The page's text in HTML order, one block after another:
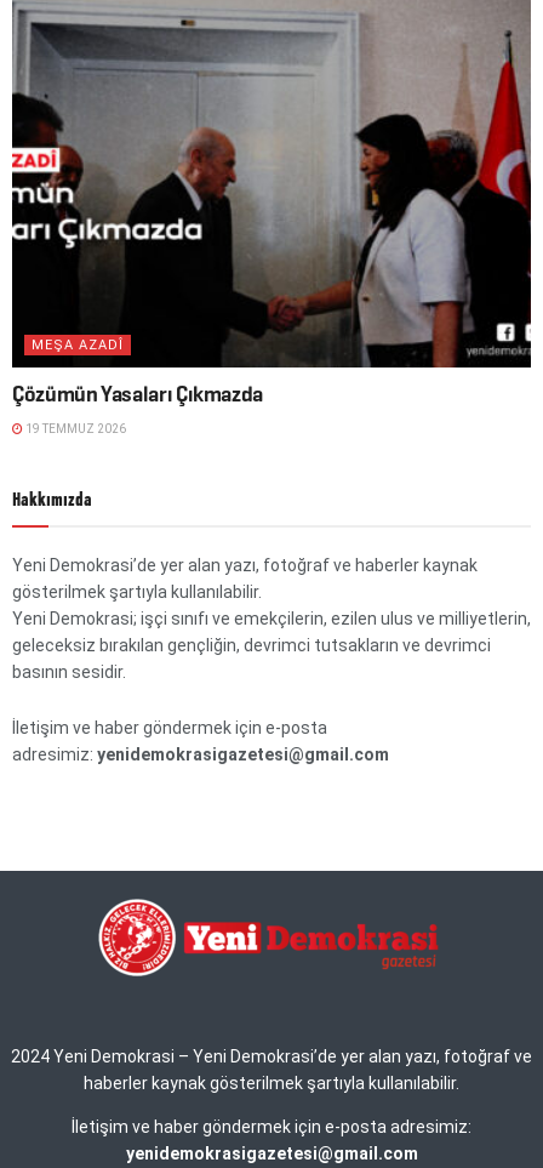
MEŞA AZADÎ
Çözümün Yasaları Çıkmazda
19 TEMMUZ 2026
Hakkımızda
Yeni Demokrasi’de yer alan yazı, fotoğraf ve haberler kaynak
gösterilmek şartıyla kullanılabilir.
Yeni Demokrasi; işçi sınıfı ve emekçilerin, ezilen ulus ve milliyetlerin,
geleceksiz bırakılan gençliğin, devrimci tutsakların ve devrimci
basının sesidir.
İletişim ve haber göndermek için e-posta
adresimiz: yenidemokrasigazetesi@gmail.com
2024 Yeni Demokrasi – Yeni Demokrasi’de yer alan yazı, fotoğraf ve
haberler kaynak gösterilmek şartıyla kullanılabilir.
İletişim ve haber göndermek için e-posta adresimiz:
yenidemokrasigazetesi@gmail.com